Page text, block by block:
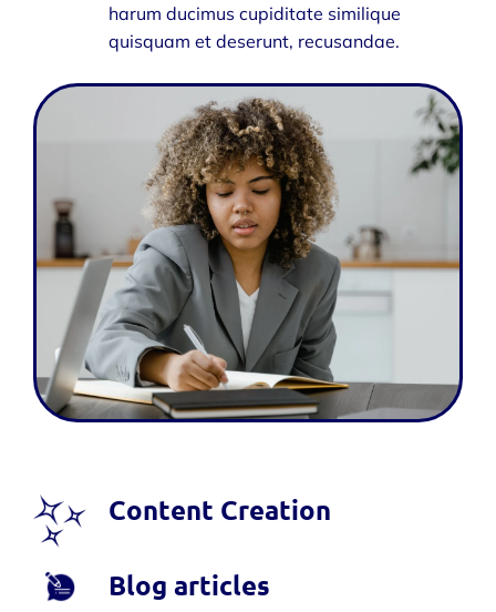
harum ducimus cupiditate similique
quisquam et deserunt, recusandae.
Content Creation
Blog articles